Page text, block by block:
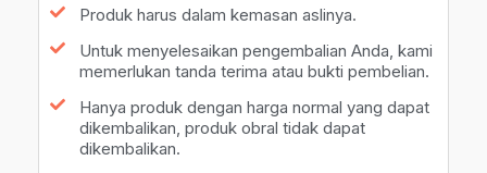
Produk harus dalam kemasan aslinya.
Untuk menyelesaikan pengembalian Anda, kami
memerlukan tanda terima atau bukti pembelian.
Hanya produk dengan harga normal yang dapat
dikembalikan, produk obral tidak dapat
dikembalikan.